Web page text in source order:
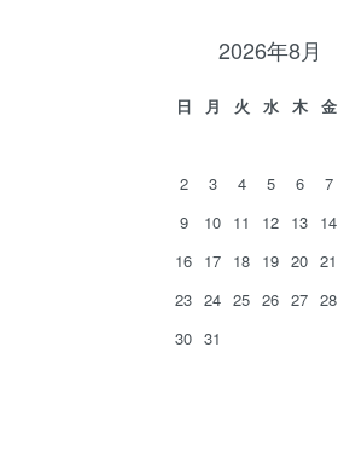
2026年8月
日 月 火 水 木 金
2
3 4 5 6 7
9
10 11 12 13 14
16 17 18 19 20 21
23 24 25 26 27 28
30 31